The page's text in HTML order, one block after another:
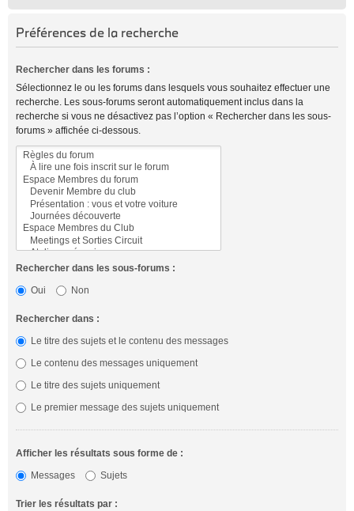
Préférences de la recherche
Rechercher dans les forums :
Sélectionnez le ou les forums dans lesquels vous souhaitez effectuer une
recherche. Les sous-forums seront automatiquement inclus dans la
recherche si vous ne désactivez pas l’option « Rechercher dans les sous-
forums » affichée ci-dessous.
Rechercher dans les sous-forums :
Oui
Non
Rechercher dans :
Le titre des sujets et le contenu des messages
Le contenu des messages uniquement
Le titre des sujets uniquement
Le premier message des sujets uniquement
Afficher les résultats sous forme de :
Messages
Sujets
Trier les résultats par :